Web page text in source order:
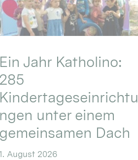
Ein Jahr Katholino:
285
Kindertageseinrichtu
ngen unter einem
gemeinsamen Dach
1. August 2026